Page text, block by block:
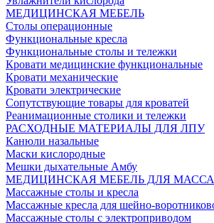
МЕДИЦИНСКАЯ МЕБЕЛЬ
Столы операционные
Функциональные кресла
Функциональные столы и тележки
Кровати медицинские функциональные
Кровати механические
Кровати электрические
Сопутствующие товары для кроватей
Реанимационные столики и тележки
РАСХОДНЫЕ МАТЕРИАЛЫ ДЛЯ ЛПУ
Канюли назальные
Маски кислородные
Мешки дыхательные Амбу
МЕДИЦИНСКАЯ МЕБЕЛЬ ДЛЯ
Массажные столы и кресла
Массажные кресла для шейно-
Массажные столы с электроприводом